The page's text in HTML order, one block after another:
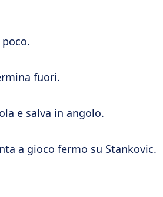
fuori.
e salva in angolo.
a gioco fermo su Stankovic.